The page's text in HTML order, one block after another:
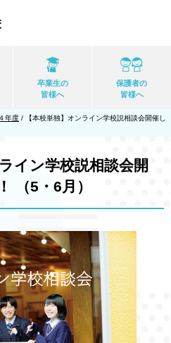
卒業生の
皆様へ
保護者の
皆様へ
年度 /
【本校単独】オンライン学校説相談会開催し
イン学校説相談会開
（5・6月）